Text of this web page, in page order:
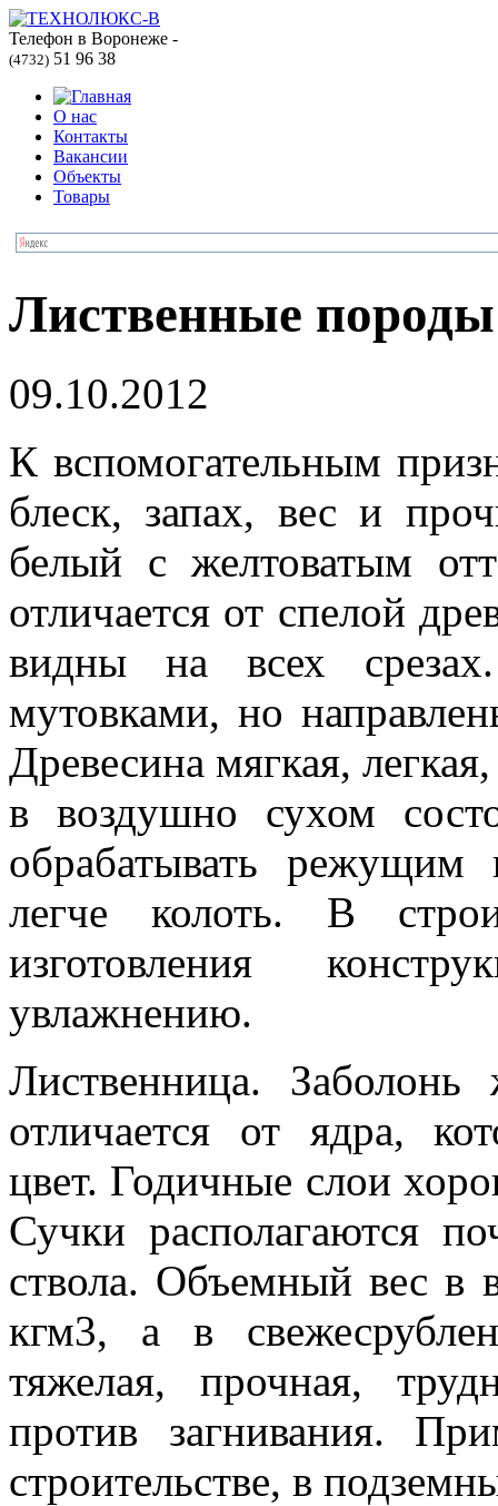
Телефон в Воронеже -
(4732) 51 96 38
О нас
Контакты
Вакансии
Объекты
Товары
Лиственные породы
09.10.2012
К вспомогательным
блеск, запах, вес и
белый с желтоватым
отличается от спелой
видны на всех
мутовками, но
Древесина мягкая,
в воздушно сухом
обрабатывать
легче колоть. В
изготовления
увлажнению.
Лиственница. Заболонь
отличается от ядра,
цвет. Годичные слои
Сучки располагаются
ствола. Объемный вес в
кгм3, а в
тяжелая, прочная,
против загнивания.
строительстве, в